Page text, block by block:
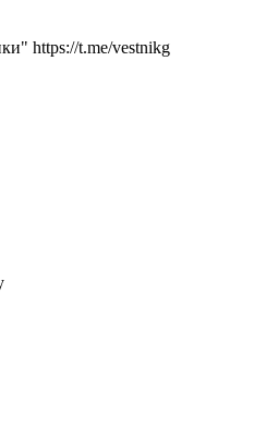
https://t.me/vestnikg